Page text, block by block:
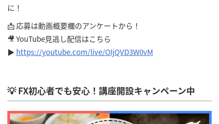
に！
📩 応募は動画概要欄のアンケートから！
🎥 YouTube見逃し配信はこちら
▶ https://youtube.com/live/OIjQVD3W0vM
💡 FX初心者でも安心！講座開設キャンペーン中